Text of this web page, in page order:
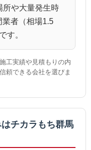
所や大量発生時
業者（相場1.5
す。
工実績や見積もりの内
頼できる会社を選びま
チカラもち群馬